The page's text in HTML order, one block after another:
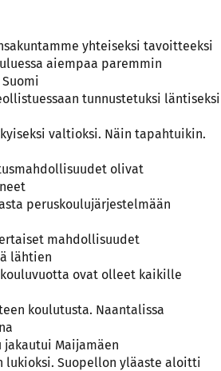
yhteiseksi tavoitteeksi
aiempaa paremmin
tunnustetuksi läntiseksi
valtioksi. Näin tapahtuikin.
olivat
peruskoulujärjestelmään
mahdollisuudet
lähtien
ovat olleet kaikille
koulutusta. Naantalissa
jakautui Maijamäen
lukioksi. Suopellon yläaste aloitti